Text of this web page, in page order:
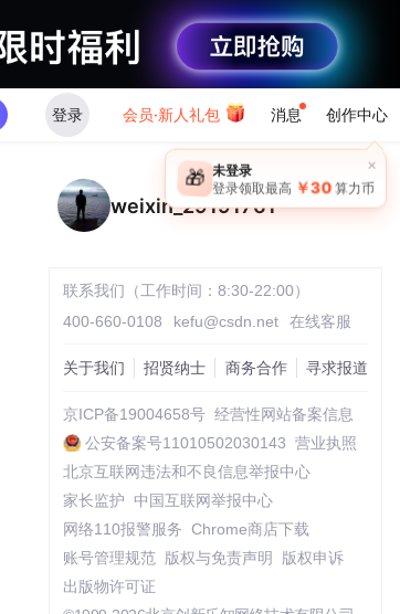
登录 会员·新人礼包 消息 创作中心
×
🎁 未登录
登录领取最高 ￥30 算力币
weixin_29191761
联系我们（工作时间：8:30-22:00）
400-660-0108
kefu@csdn.net 在线客服
关于我们 招贤纳士 商务合作 寻求报道
京ICP备19004658号 经营性网站备案信息
公安备案号11010502030143 营业执照
北京互联网违法和不良信息举报中心
家长监护
中国互联网举报中心
网络110报警服务 Chrome商店下载
账号管理规范
版权与免责声明
版权申诉
出版物许可证